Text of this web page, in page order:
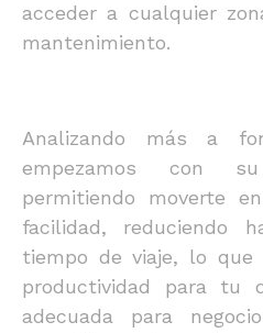
acceder a cualquier
mantenimiento.
Analizando más a
empezamos con
permitiendo moverte
facilidad, reduciendo
tiempo de viaje, lo
productividad para tu
adecuada para